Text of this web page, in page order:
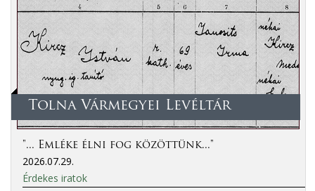
Tolna Vármegyei Levéltár
"... Emléke élni fog közöttünk..."
2026.07.29.
Érdekes iratok